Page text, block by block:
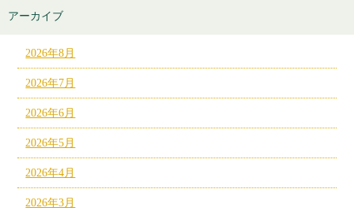
アーカイブ
2026年8月
2026年7月
2026年6月
2026年5月
2026年4月
2026年3月